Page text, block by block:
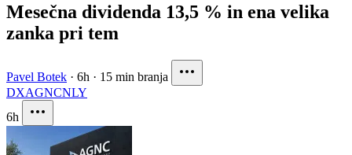
Mesečna dividenda 13,5 % in ena velika
zanka pri tem
Pavel Botek · 6h · 15 min branja
DXAGNCNLY
6h